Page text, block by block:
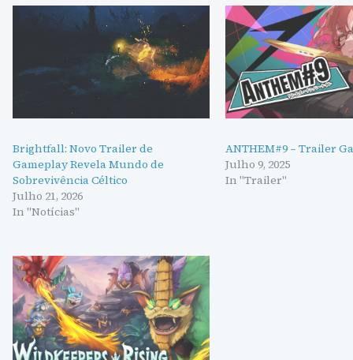
Brightfall: Novo Trailer de
Gameplay Revela Mundo de
Sobrevivência Céltico
Julho 21, 2026
In "Notícias"
ANTHEM#9 – Trailer
Julho 9, 2025
In "Trailer"